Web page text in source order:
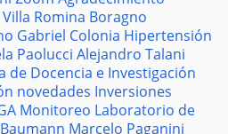
Romina Boragno
Gabriel Colonia Hipertensión
Paolucci Alejandro Talani
de Docencia e Investigación
novedades Inversiones
Monitoreo Laboratorio de
Marcelo Paganini